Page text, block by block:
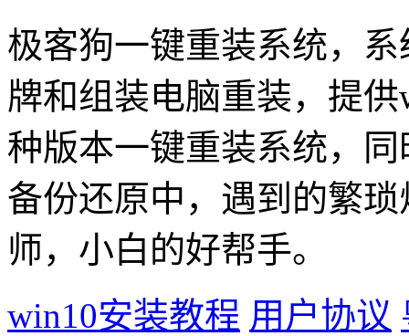
极客狗一键重装系统，
牌和组装电脑重装，提
种版本一键重装系统，
备份还原中，遇到的繁
师，小白的好帮手。
win10安装教程 用户协议